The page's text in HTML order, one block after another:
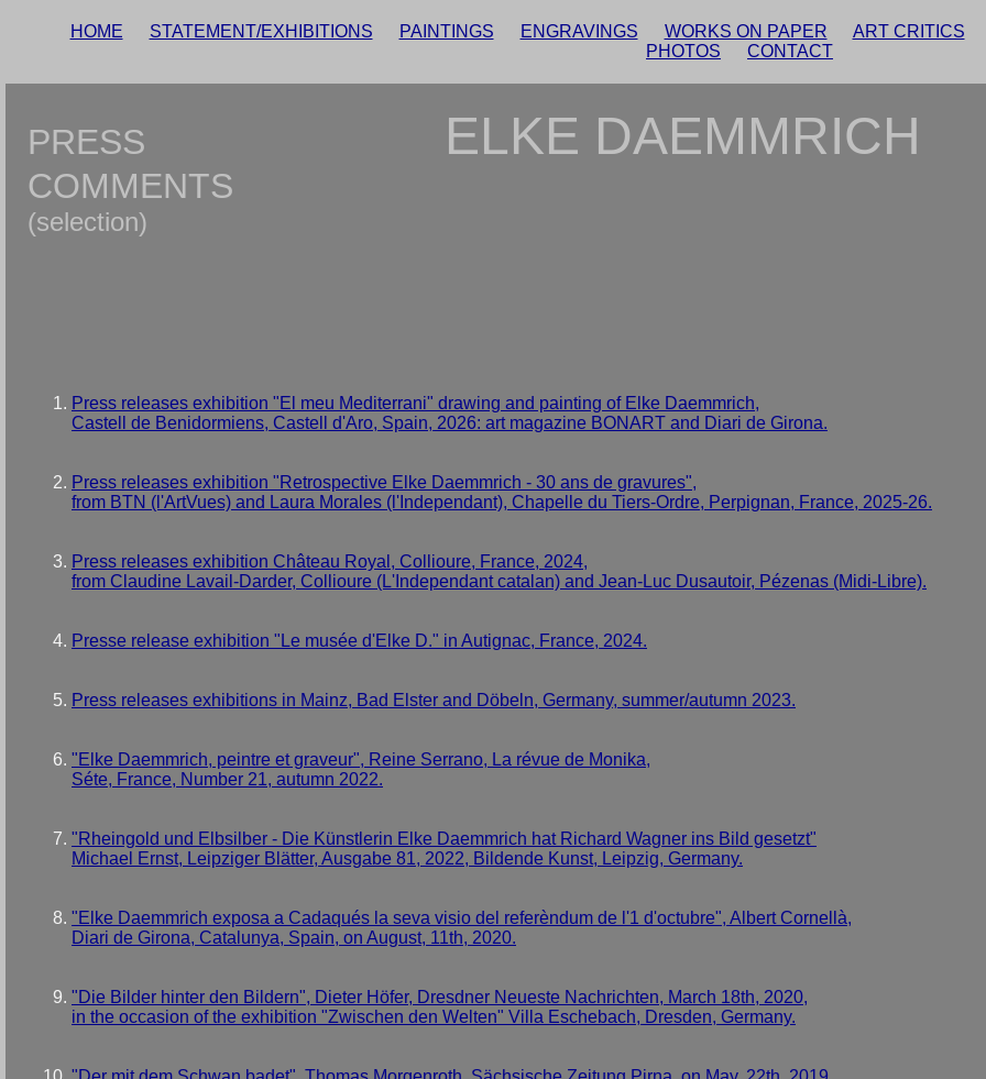
HOME STATEMENT/EXHIBITIONS PAINTINGS ENGRAVINGS WORKS ON PAPER ART CRITICS
PHOTOS
CONTACT
PRESS ELKE DAEMMRICH
COMMENTS
(selection)
Press releases exhibition "El meu Mediterrani" drawing and painting of Elke Daemmrich,
Castell de Benidormiens, Castell d'Aro, Spain, 2026: art magazine BONART and Diari de Girona.
Press releases exhibition "Retrospective Elke Daemmrich - 30 ans de gravures",
from BTN (l'ArtVues) and Laura Morales (l'Independant), Chapelle du Tiers-Ordre, Perpignan, France, 2025-26.
Press releases exhibition Château Royal, Collioure, France, 2024,
from Claudine Lavail-Darder, Collioure (L'Independant catalan) and Jean-Luc Dusautoir, Pézenas (Midi-Libre).
Presse release exhibition "Le musée d'Elke D." in Autignac, France, 2024.
Press releases exhibitions in Mainz, Bad Elster and Döbeln, Germany, summer/autumn 2023.
"Elke Daemmrich, peintre et graveur", Reine Serrano, La révue de Monika,
Séte, France, Number 21, autumn 2022.
"Rheingold und Elbsilber - Die Künstlerin Elke Daemmrich hat Richard Wagner ins Bild gesetzt"
Michael Ernst, Leipziger Blätter, Ausgabe 81, 2022, Bildende Kunst, Leipzig, Germany.
"Elke Daemmrich exposa a Cadaqués la seva visio del referèndum de l'1 d'octubre", Albert Cornellà,
Diari de Girona, Catalunya, Spain, on August, 11th, 2020.
"Die Bilder hinter den Bildern", Dieter Höfer, Dresdner Neueste Nachrichten, March 18th, 2020,
in the occasion of the exhibition "Zwischen den Welten" Villa Eschebach, Dresden, Germany.